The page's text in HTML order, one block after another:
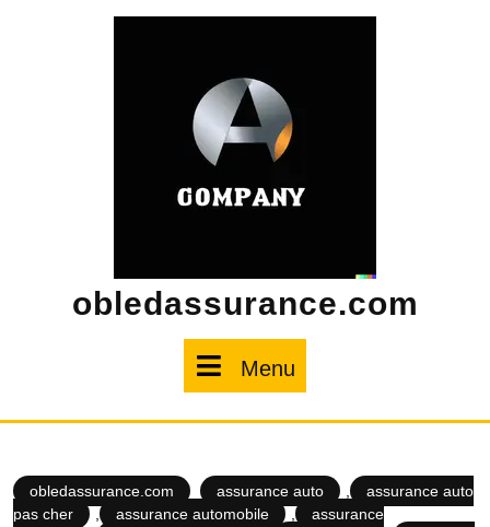
obledassurance.com
Menu
obledassurance.com assurance auto
assurance auto
pas cher
assurance automobile
assurance